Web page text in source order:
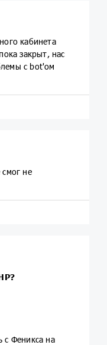
кабинета
закрыт, нас
с bot'ом
смог не
с Феникса на